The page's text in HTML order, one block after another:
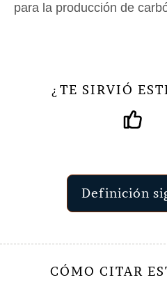
para la producción de
¿ TE SIRVIÓ
Definición
CÓMO CITAR